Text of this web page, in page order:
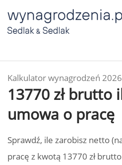
Kalkulator wynagrodzeń 2026
13770 zł brutto
umowa o pracę
Sprawdź, ile zarobisz netto
pracę z kwotą 13770 zł